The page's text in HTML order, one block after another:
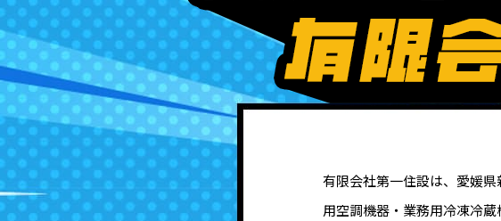
有限会社第一住設は、愛媛
用空調機器・業務用冷凍冷